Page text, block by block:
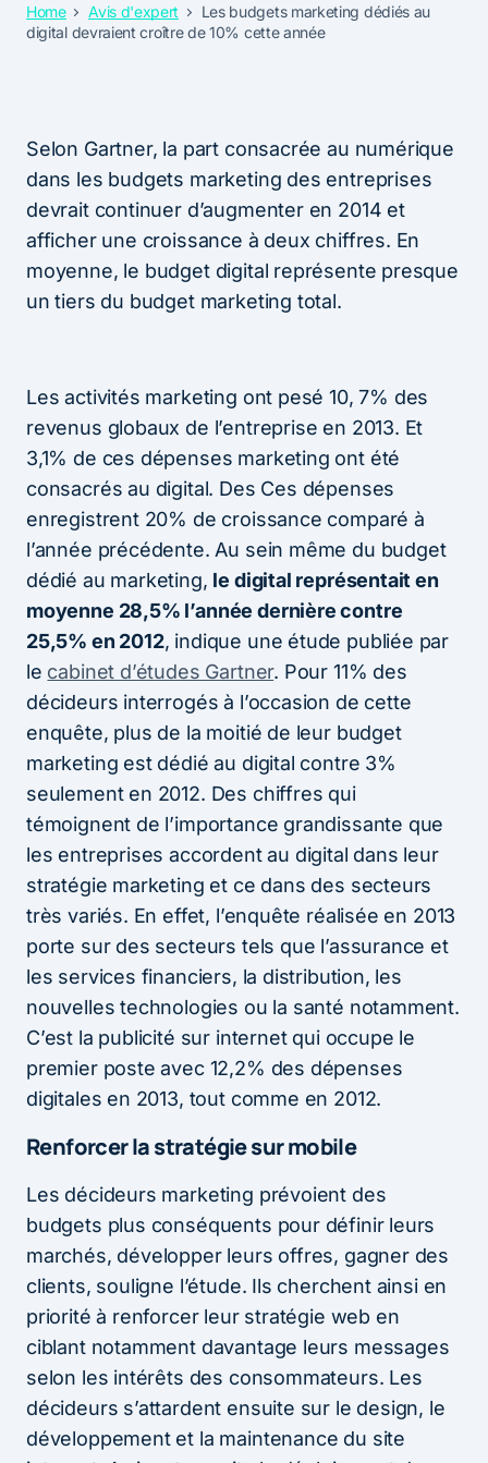
Home Avis d'expert
Les budgets marketing dédiés au
digital devraient croître de 10% cette année
Selon Gartner, la part consacrée au numérique
dans les budgets marketing des entreprises
devrait continuer d’augmenter en 2014 et
afficher une croissance à deux chiffres. En
moyenne, le budget digital représente presque
un tiers du budget marketing total.
Les activités marketing ont pesé 10, 7% des
revenus globaux de l’entreprise en 2013. Et
3,1% de ces dépenses marketing ont été
consacrés au digital. Des Ces dépenses
enregistrent 20% de croissance comparé à
l’année précédente. Au sein même du budget
dédié au marketing, le digital représentait en
moyenne 28,5% l’année dernière contre
25,5% en 2012, indique une étude publiée par
le cabinet d’études Gartner. Pour 11% des
décideurs interrogés à l’occasion de cette
enquête, plus de la moitié de leur budget
marketing est dédié au digital contre 3%
seulement en 2012. Des chiffres qui
témoignent de l’importance grandissante que
les entreprises accordent au digital dans leur
stratégie marketing et ce dans des secteurs
très variés. En effet, l’enquête réalisée en 2013
porte sur des secteurs tels que l’assurance et
les services financiers, la distribution, les
nouvelles technologies ou la santé notamment.
C’est la publicité sur internet qui occupe le
premier poste avec 12,2% des dépenses
digitales en 2013, tout comme en 2012.
Renforcer la stratégie sur mobile
Les décideurs marketing prévoient des
budgets plus conséquents pour définir leurs
marchés, développer leurs offres, gagner des
clients, souligne l’étude. Ils cherchent ainsi en
priorité à renforcer leur stratégie web en
ciblant notamment davantage leurs messages
selon les intérêts des consommateurs. Les
décideurs s’attardent ensuite sur le design, le
développement et la maintenance du site